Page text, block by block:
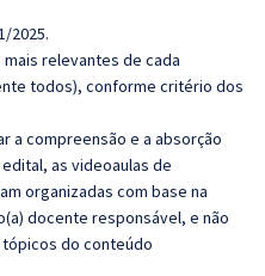
2025.
relevantes de cada
todos), conforme critério dos
a compreensão e a absorção
as videoaulas de
organizadas com base na
docente responsável, e não
do conteúdo